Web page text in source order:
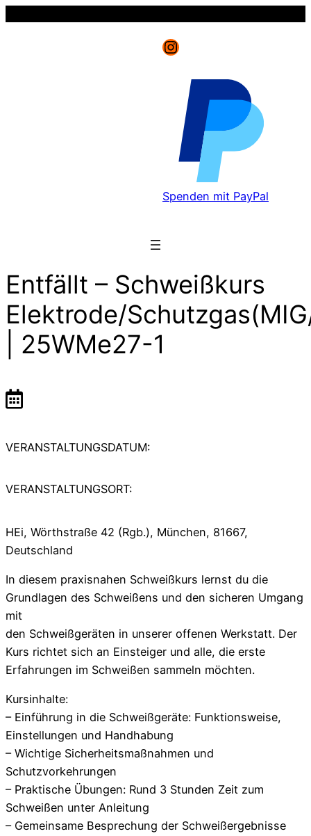
Instagram
Spenden mit PayPal
Entfällt – Schweißkurs
Elektrode/
| 25WMe27-1
VERANSTALTUNGSDATUM:
VERANSTALTUNGSORT:
HEi, Wörthstraße 42 (Rgb.), München, 81667,
Deutschland
In diesem praxisnahen Schweißkurs lernst du die
Grundlagen des Schweißens und den sicheren Umgang
mit
den Schweißgeräten in unserer offenen Werkstatt. Der
Kurs richtet sich an Einsteiger und alle, die erste
Erfahrungen im Schweißen sammeln möchten.
Kursinhalte:
– Einführung in die Schweißgeräte: Funktionsweise,
Einstellungen und Handhabung
– Wichtige Sicherheitsmaßnahmen und
Schutzvorkehrungen
– Praktische Übungen: Rund 3 Stunden Zeit zum
Schweißen unter Anleitung
– Gemeinsame Besprechung der Schweißergebnisse